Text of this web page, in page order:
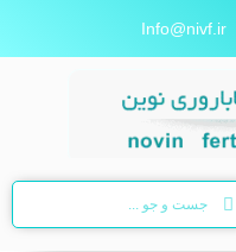
Info@nivf.ir